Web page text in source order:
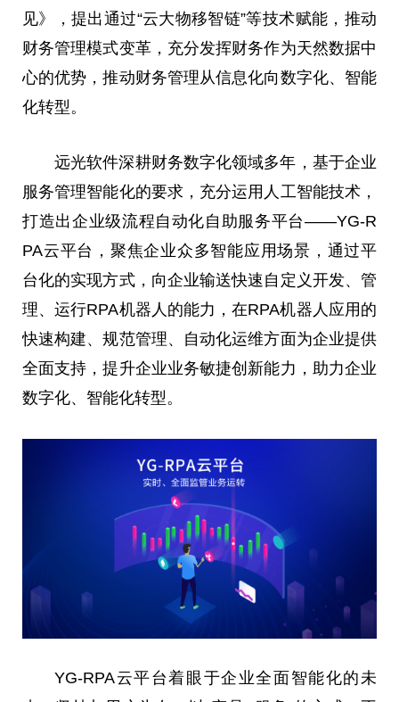
见》，提出通过“云大物移智链”等技术赋能，推动
财务管理模式变革，充分发挥财务作为天然数据中
心的优势，推动财务管理从信息化向数字化、智能
化转型。
远光软件深耕财务数字化领域多年，基于企业
服务管理智能化的要求，充分运用人工智能技术，
打造出企业级流程自动化自助服务平台——YG-R
PA云平台 ，聚焦企业众多智能应用场景，通过平
台化的实现方式，向企业输送快速自定义开发、管
理、运行RPA机器人的能力，在RPA机器人应用的
快速构建、规范管理、自动化运维方面为企业提供
全面支持，提升企业业务敏捷创新能力，助力企业
数字化、智能化转型。
YG-RPA云平台着眼于企业全面智能化的未